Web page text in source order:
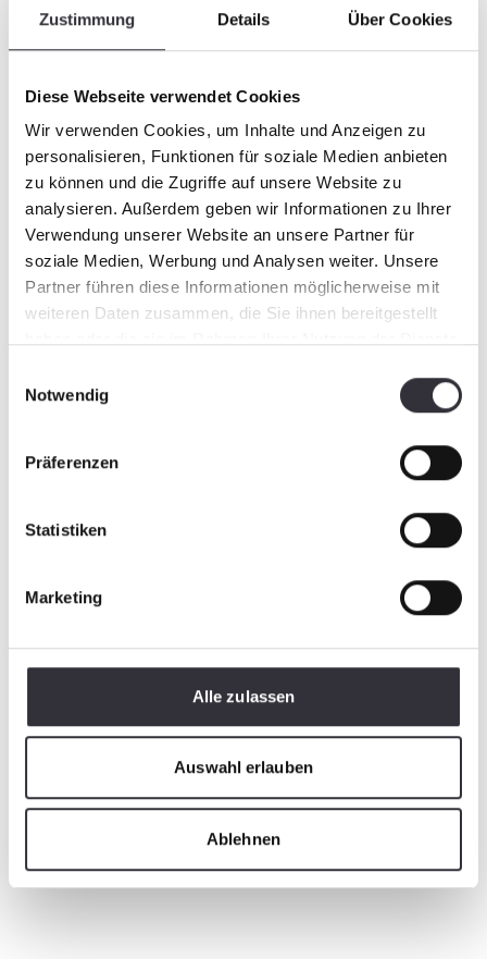
Zustimmung Details Über Cookies
Diese Webseite verwendet Cookies
Wir verwenden Cookies, um Inhalte und Anzeigen zu
personalisieren, Funktionen für soziale Medien anbieten
zu können und die Zugriffe auf unsere Website zu
analysieren. Außerdem geben wir Informationen zu Ihrer
Verwendung unserer Website an unsere Partner für
soziale Medien, Werbung und Analysen weiter. Unsere
Partner führen diese Informationen möglicherweise mit
weiteren Daten zusammen, die Sie ihnen bereitgestellt
Notwendig
Präferenzen
Statistiken
Marketing
Alle zulassen
Auswahl erlauben
Ablehnen
n'a pas besoin d'intervenir, car l'opération
complète s'effectue automatiquement via le
logiciel intégré à la commande du véhicule. Il
peut être sûr qu'un freinage efficace est garanti
en cas d'urgence. Le PistenBully 600 E+ reste
immobile et ce, même sur les pentes les plus
abruptes !